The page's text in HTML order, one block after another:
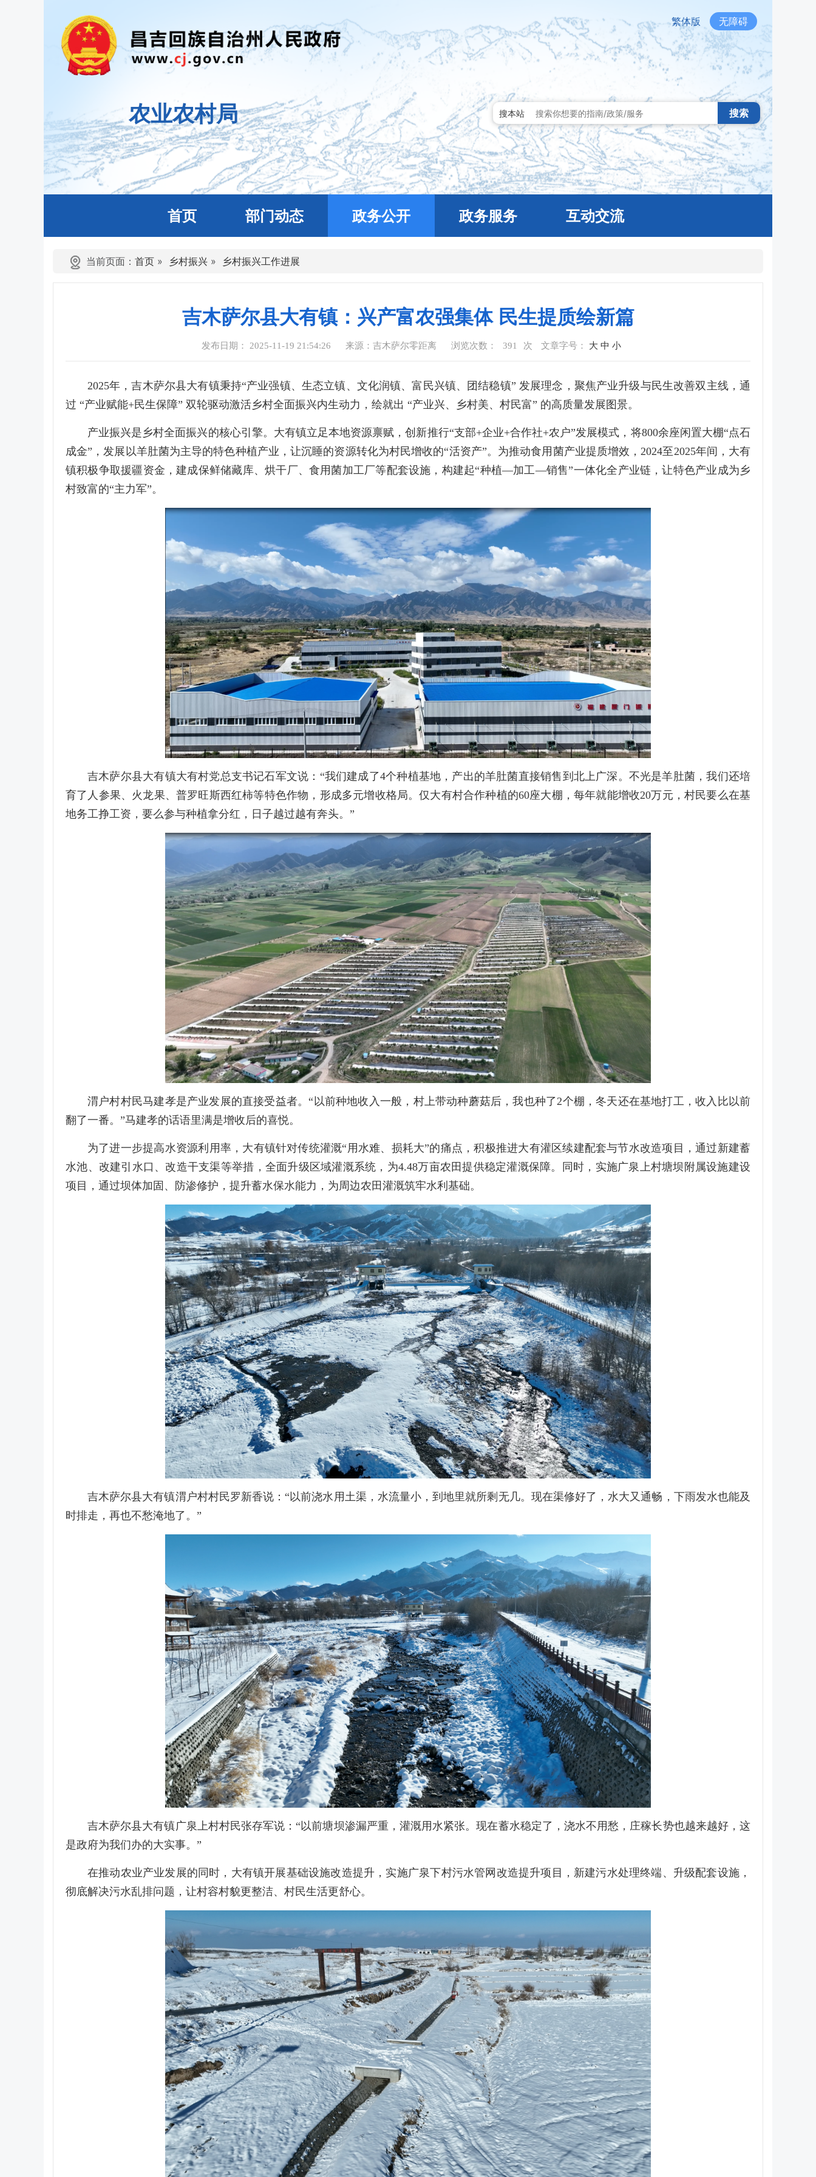
繁体版 无障碍
农业农村局 搜本站 搜索
首页 部门动态 政务公开 政务服务 互动交流
当前页面： 首页 » 乡村振兴 » 乡村振兴工作进展
吉木萨尔县大有镇：兴产富农强集体 民生提质绘新篇
发布日期： 2025-11-19 21:54:26 来源：吉木萨尔零距离 浏览次数： 391 次 文章字号： 大 中 小
2025年，吉木萨尔县大有镇秉持“产业强镇、生态立镇、文化润镇、富民兴镇、团结稳镇” 发展理念，聚焦产业升级与民生改善双主线，通
过 “产业赋能+民生保障” 双轮驱动激活乡村全面振兴内生动力，绘就出 “产业兴、乡村美、村民富” 的高质量发展图景。
产业振兴是乡村全面振兴的核心引擎。大有镇立足本地资源禀赋，创新推行“支部+企业+合作社+农户”发展模式，将800余座闲置大棚“点石
成金”，发展以羊肚菌为主导的特色种植产业，让沉睡的资源转化为村民增收的“活资产”。为推动食用菌产业提质增效，2024至2025年间，大有
镇积极争取援疆资金，建成保鲜储藏库、烘干厂、食用菌加工厂等配套设施，构建起“种植—加工—销售”一体化全产业链，让特色产业成为乡
村致富的“主力军”。
吉木萨尔县大有镇大有村党总支书记石军文说：“我们建成了4个种植基地，产出的羊肚菌直接销售到北上广深。不光是羊肚菌，我们还培
育了人参果、火龙果、普罗旺斯西红柿等特色作物，形成多元增收格局。仅大有村合作种植的60座大棚，每年就能增收20万元，村民要么在基
地务工挣工资，要么参与种植拿分红，日子越过越有奔头。”
渭户村村民马建孝是产业发展的直接受益者。“以前种地收入一般，村上带动种蘑菇后，我也种了2个棚，冬天还在基地打工，收入比以前
翻了一番。”马建孝的话语里满是增收后的喜悦。
为了进一步提高水资源利用率，大有镇针对传统灌溉“用水难、损耗大”的痛点，积极推进大有灌区续建配套与节水改造项目，通过新建蓄
水池、改建引水口、改造干支渠等举措，全面升级区域灌溉系统，为4.48万亩农田提供稳定灌溉保障。同时，实施广泉上村塘坝附属设施建设
项目，通过坝体加固、防渗修护，提升蓄水保水能力，为周边农田灌溉筑牢水利基础。
吉木萨尔县大有镇渭户村村民罗新香说：“以前浇水用土渠，水流量小，到地里就所剩无几。现在渠修好了，水大又通畅，下雨发水也能及
时排走，再也不愁淹地了。”
吉木萨尔县大有镇广泉上村村民张存军说：“以前塘坝渗漏严重，灌溉用水紧张。现在蓄水稳定了，浇水不用愁，庄稼长势也越来越好，这
是政府为我们办的大实事。”
在推动农业产业发展的同时，大有镇开展基础设施改造提升，实施广泉下村污水管网改造提升项目，新建污水处理终端、升级配套设施，
彻底解决污水乱排问题，让村容村貌更整洁、村民生活更舒心。